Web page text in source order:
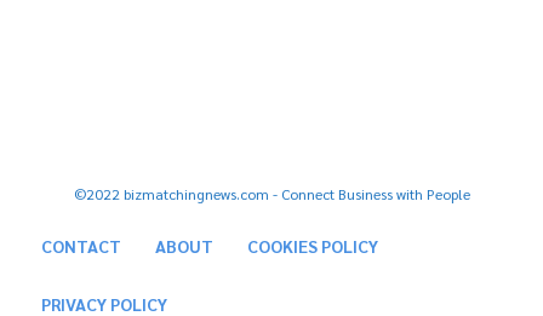
©2022 bizmatchingnews.com - Connect Business with People
CONTACT ABOUT COOKIES POLICY
PRIVACY POLICY